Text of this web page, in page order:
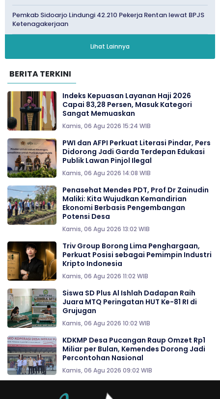
Pemkab Sidoarjo Lindungi 42.210 Pekerja Rentan lewat BPJS
Ketenagakerjaan
Lihat Lainnya
BERITA TERKINI
Indeks Kepuasan Layanan Haji 2026
Capai 83,28 Persen, Masuk Kategori
Sangat Memuaskan
Kamis, 06 Agu 2026 15:24 WIB
PWI dan AFPI Perkuat Literasi Pindar, Pers
Didorong Jadi Garda Terdepan Edukasi
Publik Lawan Pinjol Ilegal
Kamis, 06 Agu 2026 14:08 WIB
Penasehat Mendes PDT, Prof Dr Zainudin
Maliki: Kita Wujudkan Kemandirian
Ekonomi Berbasis Pengembangan
Potensi Desa
Kamis, 06 Agu 2026 13:02 WIB
Triv Group Borong Lima Penghargaan,
Perkuat Posisi sebagai Pemimpin Industri
Kripto Indonesia
Kamis, 06 Agu 2026 11:02 WIB
Siswa SD Plus Al Ishlah Dadapan Raih
Juara MTQ Peringatan HUT Ke-81 RI di
Grujugan
Kamis, 06 Agu 2026 10:02 WIB
KDKMP Desa Pucangan Raup Omzet Rp1
Miliar per Bulan, Kemendes Dorong Jadi
Percontohan Nasional
Kamis, 06 Agu 2026 09:02 WIB